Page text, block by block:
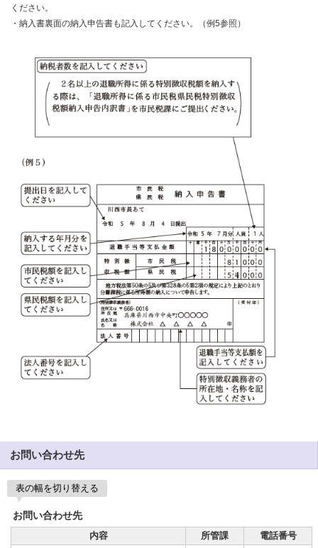
ください。
・納入書裏面の納入申告書も記入してください。（例5参照）
お問い合わせ先
表の幅を切り替える
お問い合わせ先
内容
所管課
電話番号